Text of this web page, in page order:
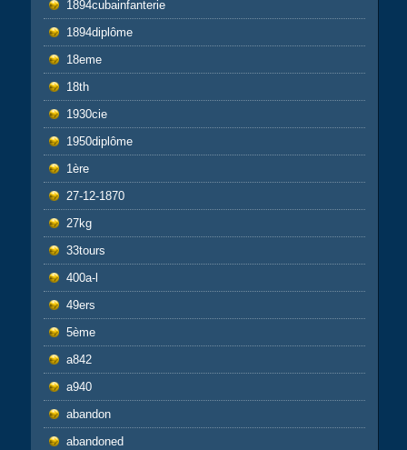
1894cubainfanterie
1894diplôme
18eme
18th
1930cie
1950diplôme
1ère
27-12-1870
27kg
33tours
400a-l
49ers
5ème
a842
a940
abandon
abandoned